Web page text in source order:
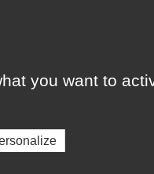
you want to